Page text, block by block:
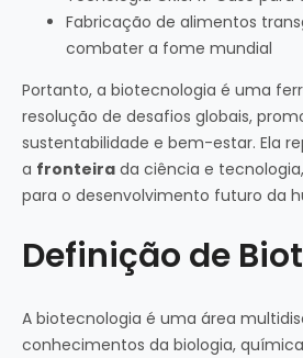
Fabricação de alimentos
combater a fome mundial
Portanto, a biotecnologia é uma
resolução de desafios globais,
sustentabilidade e bem-estar. Ela
a fronteira da ciência e
para o desenvolvimento futuro da
Definição de
A biotecnologia é uma área
conhecimentos da biologia,